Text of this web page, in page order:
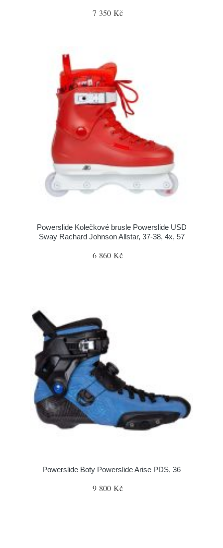
7 350 Kč
Powerslide Kolečkové brusle Powerslide USD
Sway Rachard Johnson Allstar, 37-38, 4x, 57
6 860 Kč
Powerslide Boty Powerslide Arise PDS, 36
9 800 Kč